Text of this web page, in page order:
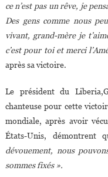
ce n’est pas un rêve, je
Des gens comme nous
vivant, grand-mère je
c’est pour toi et merci
après sa victoire.
Le président du
chanteuse pour cette
mondiale, après avoir
États-Unis, démontrent
dévouement, nous
sommes fixés ».